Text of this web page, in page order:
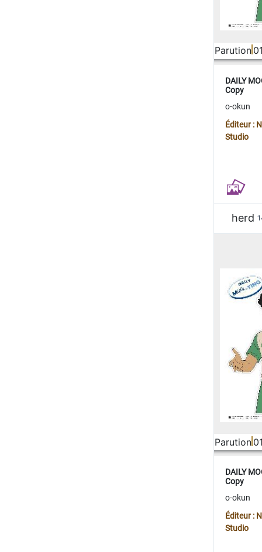
Parution
DAILY
Copy
o-okun
Éditeur :
Studio
herd
Parution
DAILY
Copy
o-okun
Éditeur :
Studio